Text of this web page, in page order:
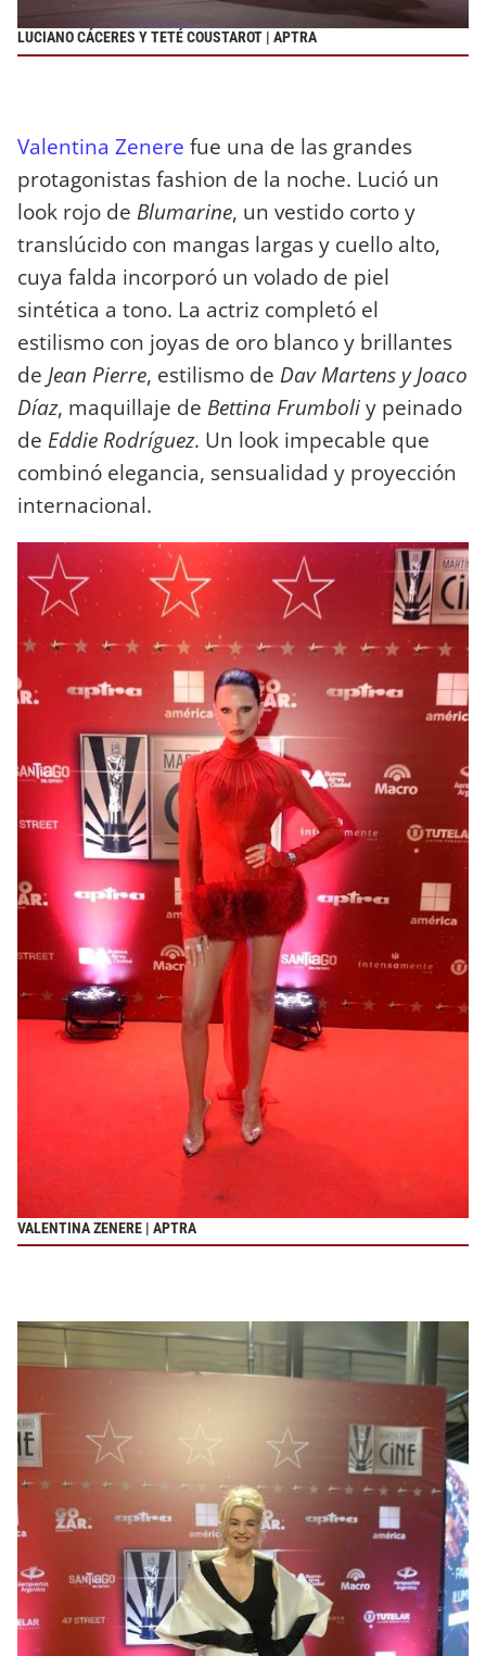
LUCIANO CÁCERES Y TETÉ COUSTAROT | APTRA
Valentina Zenere fue una de las grandes
protagonistas fashion de la noche. Lució un
look rojo de Blumarine, un vestido corto y
translúcido con mangas largas y cuello alto,
cuya falda incorporó un volado de piel
sintética a tono. La actriz completó el
estilismo con joyas de oro blanco y brillantes
de Jean Pierre, estilismo de Dav Martens y Joaco
Díaz, maquillaje de Bettina Frumboliy peinado
de Eddie Rodríguez. Un look impecable que
combinó elegancia, sensualidad y proyección
internacional.
VALENTINA ZENERE | APTRA